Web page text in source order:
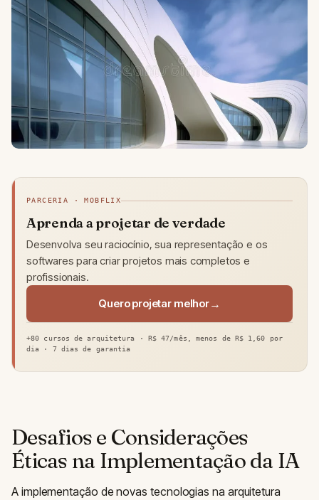
PARCERIA · MOBFLIX
Aprenda a projetar de verdade
Desenvolva seu raciocínio, sua representação e os
softwares para criar projetos mais completos e
profissionais.
Quero projetar melhor
+80 cursos de arquitetura · R$ 47/mês, menos de R$ 1,60 por
dia · 7 dias de garantia
Desafios e Considerações
Éticas na Implementação da IA
A implementação de novas tecnologias na arquitetura